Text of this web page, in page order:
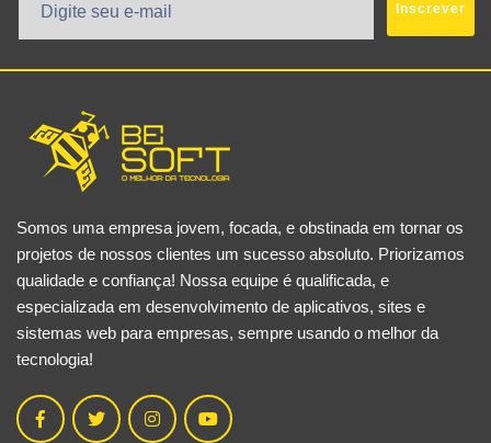
Inscrever
Somos uma empresa jovem, focada, e obstinada em tornar os
projetos de nossos clientes um sucesso absoluto. Priorizamos
qualidade e confiança! Nossa equipe é qualificada, e
especializada em desenvolvimento de aplicativos, sites e
sistemas web para empresas, sempre usando o melhor da
tecnologia!